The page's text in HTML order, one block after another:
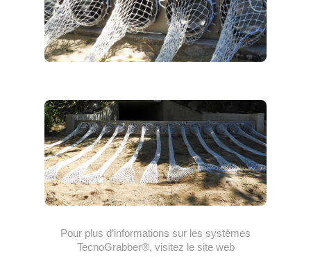
Pour plus d’informations sur les systèmes
TecnoGrabber®, visitez le site web